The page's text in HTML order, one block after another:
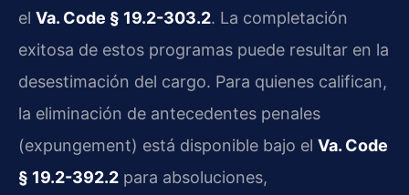
el Va. Code § 19.2-303.2. La completación
exitosa de estos programas puede resultar en la
desestimación del cargo. Para quienes califican,
la eliminación de antecedentes penales
(expungement) está disponible bajo el Va. Code
§ 19.2-392.2 para absoluciones,